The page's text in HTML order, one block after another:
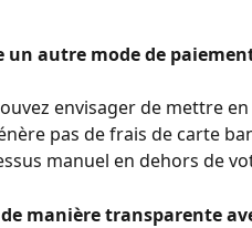
un autre mode de
envisager de mettre
pas de frais de carte
manuel en dehors de
manière transparente